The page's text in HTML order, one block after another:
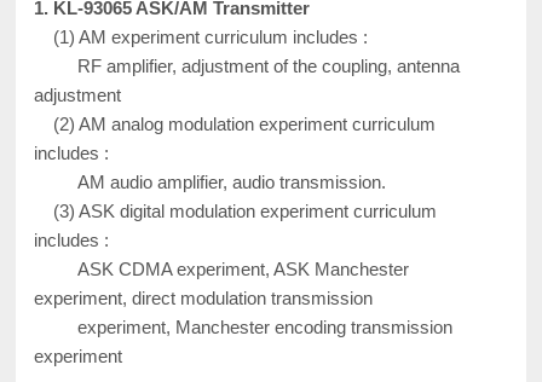
1. KL-93065 ASK/AM Transmitter
(1) AM experiment curriculum includes :
RF amplifier, adjustment of the coupling, antenna
adjustment
(2) AM analog modulation experiment curriculum
includes :
AM audio amplifier, audio transmission.
(3) ASK digital modulation experiment curriculum
includes :
ASK CDMA experiment, ASK Manchester
experiment, direct modulation transmission
experiment, Manchester encoding transmission
experiment